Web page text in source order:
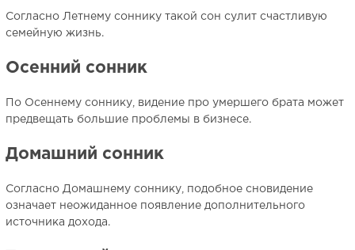
Согласно Летнему соннику такой сон сулит счастливую
семейную жизнь.
Осенний сонник
По Осеннему соннику, видение про умершего брата может
предвещать большие проблемы в бизнесе.
Домашний сонник
Согласно Домашнему соннику, подобное сновидение
означает неожиданное появление дополнительного
источника дохода.